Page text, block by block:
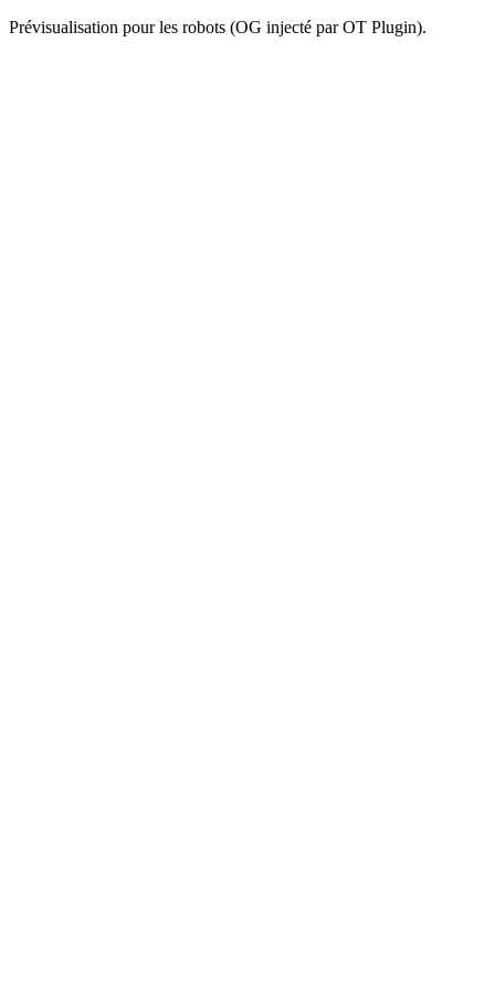
Prévisualisation pour les robots (OG injecté par OT Plugin).